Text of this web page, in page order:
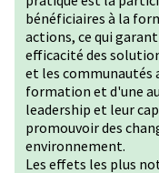
bénéficiaires à la
actions, ce qui
efficacité des
et les communautés
formation et d'une
leadership et leur
promouvoir des
environnement.
Les effets les plus